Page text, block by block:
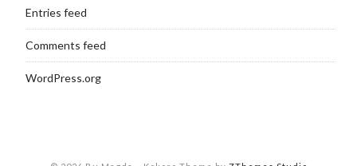
Entries feed
Comments feed
WordPress.org